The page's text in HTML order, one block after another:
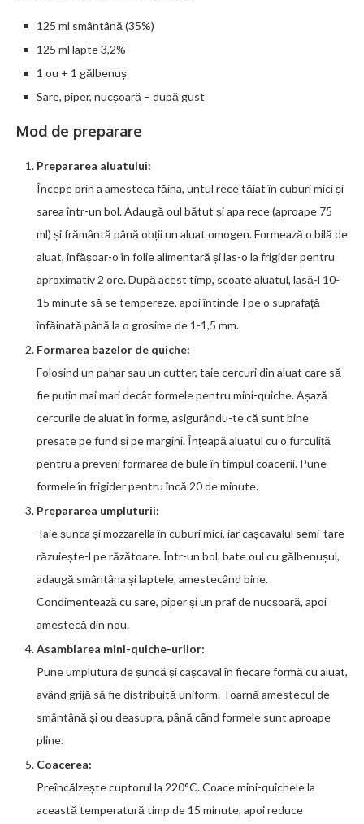
125 ml smântână (35%)
125 ml lapte 3,2%
1 ou + 1 gălbenuș
Sare, piper, nucșoară – după gust
Mod de preparare
Prepararea aluatului:
Începe prin a amesteca făina, untul rece tăiat în cuburi mici și
sarea într-un bol. Adaugă oul bătut și apa rece (aproape 75
ml) și frământă până obții un aluat omogen. Formează o bilă de
aluat, înfășoar-o în folie alimentară și las-o la frigider pentru
aproximativ 2 ore. După acest timp, scoate aluatul, lasă-l 10-
15 minute să se tempereze, apoi întinde-l pe o suprafață
înfăinată până la o grosime de 1-1,5 mm.
Formarea bazelor de quiche:
Folosind un pahar sau un cutter, taie cercuri din aluat care să
fie puțin mai mari decât formele pentru mini-quiche. Așază
cercurile de aluat în forme, asigurându-te că sunt bine
presate pe fund și pe margini. Înțeapă aluatul cu o furculiță
pentru a preveni formarea de bule în timpul coacerii. Pune
formele în frigider pentru încă 20 de minute.
Prepararea umpluturii:
Taie șunca și mozzarella în cuburi mici, iar cașcavalul semi-tare
răzuiește-l pe răzătoare. Într-un bol, bate oul cu gălbenușul,
adaugă smântâna și laptele, amestecând bine.
Condimentează cu sare, piper și un praf de nucșoară, apoi
amestecă din nou.
Asamblarea mini-quiche-urilor:
Pune umplutura de șuncă și cașcaval în fiecare formă cu aluat,
având grijă să fie distribuită uniform. Toarnă amestecul de
smântână și ou deasupra, până când formele sunt aproape
pline.
Coacerea:
Preîncălzește cuptorul la 220°C. Coace mini-quichele la
această temperatură timp de 15 minute, apoi reduce